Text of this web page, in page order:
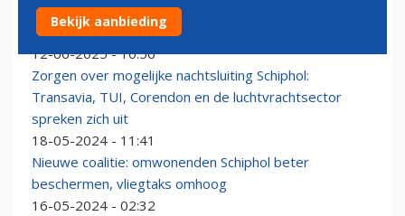
BBB mag nieuwe minister van Infrastructuur &
Waterstaat leveren
12-06-2025 - 10:56
Zorgen over mogelijke nachtsluiting Schiphol:
Transavia, TUI, Corendon en de luchtvrachtsector
spreken zich uit
18-05-2024 - 11:41
Nieuwe coalitie: omwonenden Schiphol beter
beschermen, vliegtaks omhoog
16-05-2024 - 02:32
Bekijk aanbieding